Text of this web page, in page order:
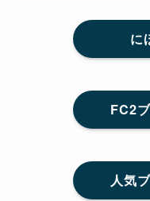
に
FC2
人気